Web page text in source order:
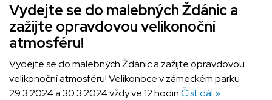
Vydejte se do malebných Ždánic a
zažijte opravdovou velikonoční
atmosféru!
Vydejte se do malebných Ždánic a zažijte opravdovou
velikonoční atmosféru! Velikonoce v zámeckém parku
29.3.2024 a 30.3.2024 vždy ve 12 hodinČíst dál »